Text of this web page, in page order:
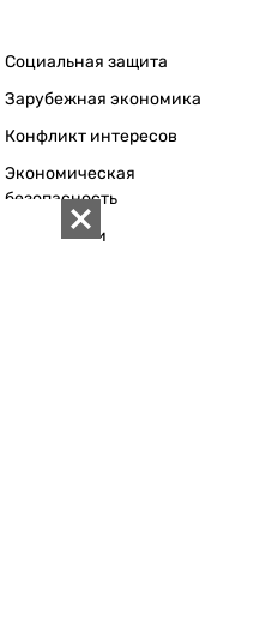
Социальная защита
Зарубежная экономика
Конфликт интересов
Экономическая
безопасность
Персоналии